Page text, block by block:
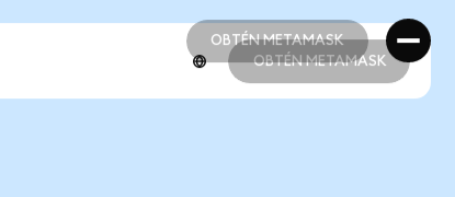
OBTÉN METAMASK
OBTÉN METAMASK
OBTÉN METAMASK